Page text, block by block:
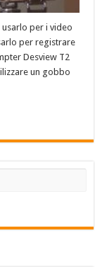
usarlo per i video
per registrare
Desview T2
un gobbo